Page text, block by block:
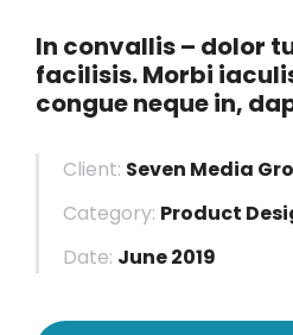
In convallis – dolor
facilisis. Morbi
congue neque in,
Client: Seven Media
Category: Product
Date: June 2019